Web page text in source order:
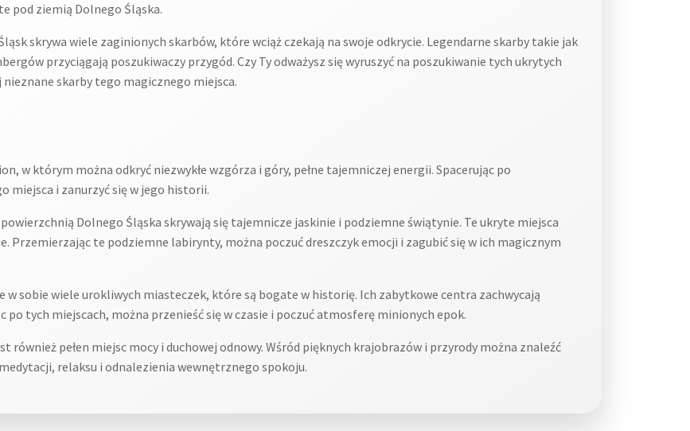
pod ziemią Dolnego Śląska.
skrywa wiele zaginionych skarbów, które wciąż czekają na swoje odkrycie. Legendarne skarby takie jak
przyciągają poszukiwaczy przygód. Czy Ty odważysz się wyruszyć na poszukiwanie tych ukrytych
skarby tego magicznego miejsca.
w którym można odkryć niezwykłe wzgórza i góry, pełne tajemniczej energii. Spacerując po
miejsca i zanurzyć się w jego historii.
Dolnego Śląska skrywają się tajemnicze jaskinie i podziemne świątynie. Te ukryte miejsca
Przemierzając te podziemne labirynty, można poczuć dreszczyk emocji i zagubić się w ich magicznym
w sobie wiele urokliwych miasteczek, które są bogate w historię. Ich zabytkowe centra zachwycają
tych miejscach, można przenieść się w czasie i poczuć atmosferę minionych epok.
również pełen miejsc mocy i duchowej odnowy. Wśród pięknych krajobrazów i przyrody można znaleźć
relaksu i odnalezienia wewnętrznego spokoju.